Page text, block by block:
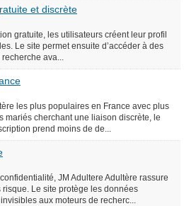
et discrète
gratuite, les utilisateurs créent leur profil
Le site permet ensuite d’accéder à des
ava...
les plus populaires en France avec plus
mariés cherchant une liaison discrète, le
prend moins de de...
JM Adultere Adultère rassure
Le site protège les données
aux moteurs de recherc...